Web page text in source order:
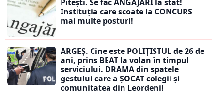
Pitești. Se fac ANGAJĂRI la stat!
Instituția care scoate la CONCURS
mai multe posturi!
ARGEȘ. Cine este POLIȚISTUL de 26 de
ani, prins BEAT la volan în timpul
serviciului. DRAMA din spatele
gestului care a ȘOCAT colegii și
comunitatea din Leordeni!